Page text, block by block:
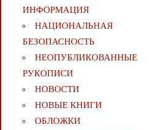
ИНФОРМАЦИЯ
НАЦИОНАЛЬНАЯ
БЕЗОПАСНОСТЬ
НЕОПУБЛИКОВАННЫЕ
РУКОПИСИ
НОВОСТИ
НОВЫЕ КНИГИ
ОБЛОЖКИ